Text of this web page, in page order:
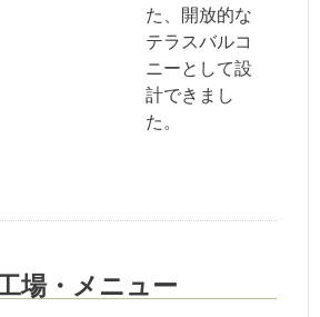
た、開放的な
テラスバルコ
ニーとして設
計できまし
た。
場・メニュー